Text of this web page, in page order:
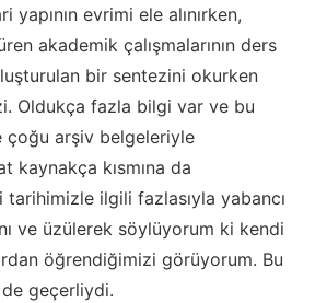
yapının evrimi ele alınırken,
akademik çalışmalarının ders
bir sentezini okurken
Oldukça fazla bilgi var ve bu
çoğu arşiv belgeleriyle
kaynakça kısmına da
tarihimizle ilgili fazlasıyla yabancı
ve üzülerek söylüyorum ki kendi
öğrendiğimizi görüyorum. Bu
geçerliydi.